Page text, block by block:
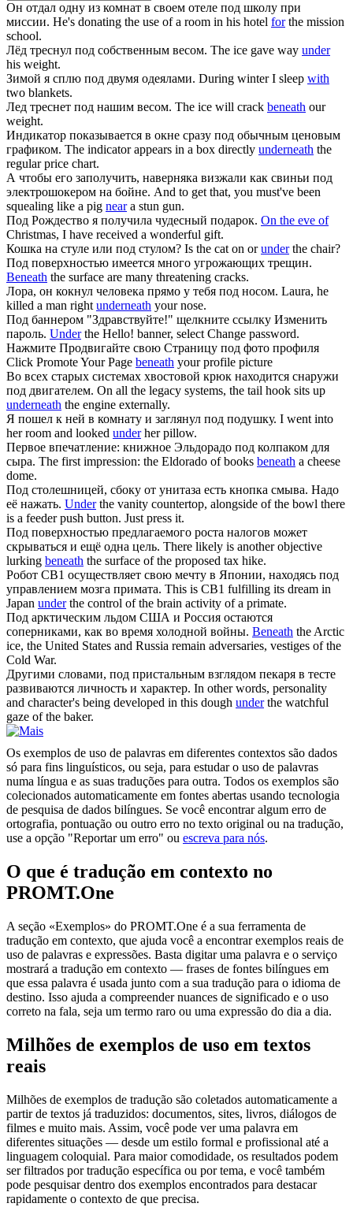
Он отдал одну из комнат в своем отеле под школу при
миссии. He's donating the use of a room in his hotel forthe mission
school.
Лёд треснул под собственным весом. The ice gave way under
his weight.
Зимой я сплю под двумя одеялами. During winter I sleep with
two blankets.
Лед треснет под нашим весом. The ice will crack beneath our
weight.
Индикатор показывается в окне сразу под обычным ценовым
графиком. The indicator appears in a box directly underneath the
regular price chart.
А чтобы его заполучить, наверняка визжали как свиньи под
электрошокером на бойне. And to get that, you must've been
squealing like a pig neara stun gun.
Под Рождество я получила чудесный подарок. On the eve of
Christmas, I have received a wonderful gift.
Кошка на стуле или под стулом? Is the cat on orunderthe chair?
Под поверхностью имеется много угрожающих трещин.
Beneath the surface are many threatening cracks.
Лора, он кокнул человека прямо у тебя под носом. Laura, he
killed a man rightunderneath your nose.
Под баннером "Здравствуйте!" щелкните ссылку Изменить
пароль. Underthe Hello! banner, select Change password.
Нажмите Продвигайте свою Страницу под фото профиля
Click Promote Your Page beneath your profile picture
Во всех старых системах хвостовой крюк находится снаружи
под двигателем. On all the legacy systems, the tail hook sits up
underneath the engine externally.
Я пошел к ней в комнату и заглянул под подушку. I went into
her room and looked underher pillow.
Первое впечатление: книжное Эльдорадо под колпаком для
сыра. The first impression: the Eldorado of books beneath a cheese
dome.
Под столешницей, сбоку от унитаза есть кнопка смыва. Надо
её нажать. Underthe vanity countertop, alongside of the bowl there
is a feeder push button. Just press it.
Под поверхностью предлагаемого роста налогов может
скрываться и ещё одна цель. There likely is another objective
lurking beneath the surface of the proposed tax hike.
Робот CB1 осуществляет свою мечту в Японии, находясь под
управлением мозга примата. This is CB1 fulfilling its dream in
Japan underthe control of the brain activity of a primate.
Под арктическим льдом США и Россия остаются
соперниками, как во время холодной войны. Beneath the Arctic
ice, the United States and Russia remain adversaries, vestiges of the
Cold War.
Другими словами, под пристальным взглядом пекаря в тесте
развиваются личность и характер. In other words, personality
and character's being developed in this dough underthe watchful
gaze of the baker.
Os exemplos de uso de palavras em diferentes contextos são dados
só para fins linguísticos, ou seja, para estudar o uso de palavras
numa língua e as suas traduções para outra. Todos os exemplos são
colecionados automaticamente em fontes abertas usando tecnologia
de pesquisa de dados bilíngues. Se você encontrar algum erro de
ortografia, pontuação ou outro erro no texto original ou na tradução,
use a opção "Reportar um erro" ou escreva para nós.
O que é tradução em contexto no
PROMT.One
A seção «Exemplos» do PROMT.One é a sua ferramenta de
tradução em contexto, que ajuda você a encontrar exemplos reais de
uso de palavras e expressões. Basta digitar uma palavra e o serviço
mostrará a tradução em contexto — frases de fontes bilíngues em
que essa palavra é usada junto com a sua tradução para o idioma de
destino. Isso ajuda a compreender nuances de significado e o uso
correto na fala, seja um termo raro ou uma expressão do dia a dia.
Milhões de exemplos de uso em textos
reais
Milhões de exemplos de tradução são coletados automaticamente a
partir de textos já traduzidos: documentos, sites, livros, diálogos de
filmes e muito mais. Assim, você pode ver uma palavra em
diferentes situações — desde um estilo formal e profissional até a
linguagem coloquial. Para maior comodidade, os resultados podem
ser filtrados por tradução específica ou por tema, e você também
pode pesquisar dentro dos exemplos encontrados para destacar
rapidamente o contexto de que precisa.